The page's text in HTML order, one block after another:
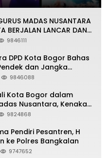
MADAS NUSANTARA
BERJALAN LANCAR DAN
9846111
DPD Kota Bogor Bahas
dan Jangka
9846088
Kota Bogor dalam
Nusantara, Kenakan
sebagai Simbol
9824868
Pendiri Pesantren, H
ke Polres Bangkalan
9747652